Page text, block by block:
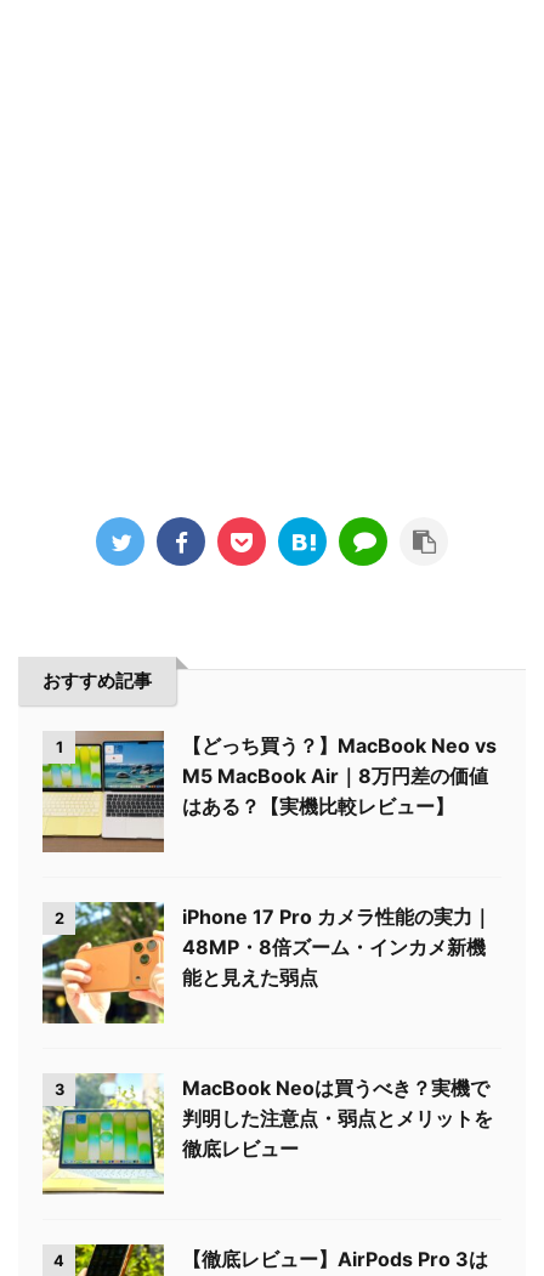
おすすめ記事
1
【どっち買う？】MacBook Neo vs
M5 MacBook Air｜8万円差の価値
はある？【実機比較レビュー】
2
iPhone 17 Pro カメラ性能の実力｜
48MP・8倍ズーム・インカメ新機
能と見えた弱点
3
MacBook Neoは買うべき？実機で
判明した注意点・弱点とメリットを
徹底レビュー
4
【徹底レビュー】AirPods Pro 3は